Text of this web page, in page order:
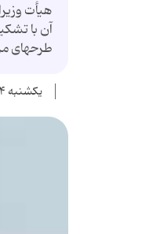
آن با
طرحهای
یکشنبه ۱۴ آبان ۱۳۹۱ - ۰۰:۰۰